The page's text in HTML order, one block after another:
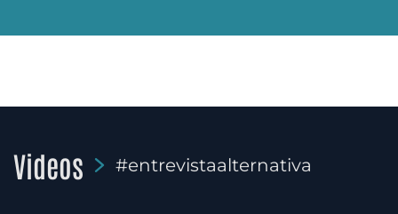
Videos #entrevistaalternativa